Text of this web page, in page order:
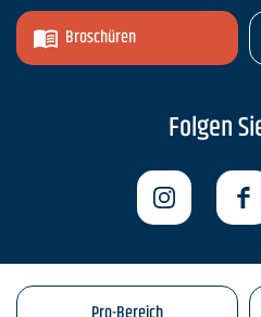
Broschüren
Folgen